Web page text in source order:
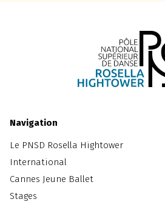
Navigation
Le PNSD Rosella Hightower
International
Cannes Jeune Ballet
Stages